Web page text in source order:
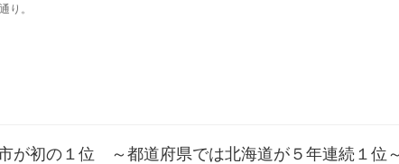
り。
が初の１位 ～都道府県では北海道が５年連続１位～